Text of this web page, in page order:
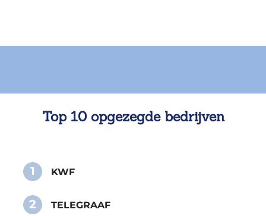
Top 10 opgezegde bedrijven
1 KWF
2 TELEGRAAF